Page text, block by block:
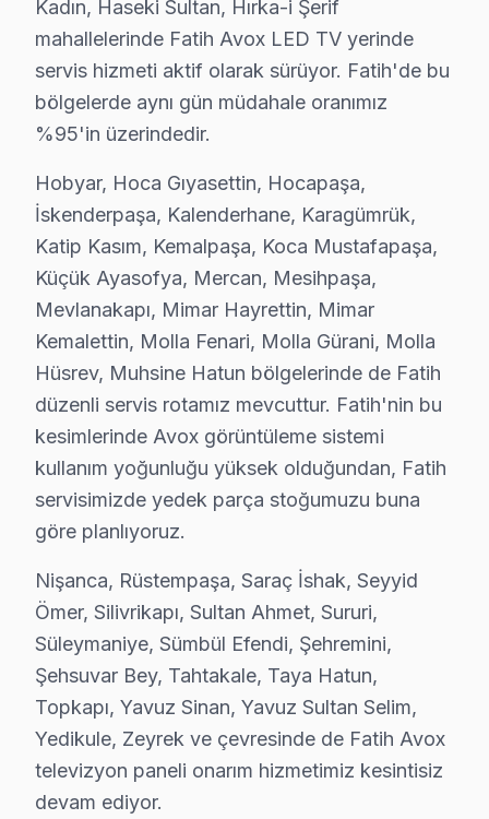
Mevlanakapı'deki Avox TV kullanıcılarına ikinci el cihaz
Mimar Hayrettin Avox Servis
Mimar Hayrettin'de Avox TV ses ama görüntü yok
Mimar Kemalettin Avox Servis
Mimar Kemalettin mahallesi Avox TV servis hattımız
Fatih Avox Servis →
Molla Fenari Avox Servis
Fatih'da Molla Fenari bölgesindeki Avox kullanıcılarına
Avox Servis Merkezi →
Molla Gürani Avox Servis
Molla Gürani'de Avox TV ekran değişimi gerekebilir mi?
Molla Gürani Avox Açılmıyor Arıza →
Avox TV'de T-Con kart arızası Molla Hüsrev
Molla Hüsrev Avox Anakart Tamiri →
Muhsine Hatun Avox Servis
Muhsine Hatun'de Avox TV ekranında çizgi, donma ya da
Avox Servis Merkezi →
Nişanca Avox Servis
Kadın, Haseki Sultan, Hırka-i Şerif
mahallelerinde Fatih Avox LED TV yerinde
servis hizmeti aktif olarak sürüyor. Fatih'de bu
bölgelerde aynı gün müdahale oranımız
%95'in üzerindedir.
Hobyar, Hoca Gıyasettin, Hocapaşa,
İskenderpaşa, Kalenderhane, Karagümrük,
Katip Kasım, Kemalpaşa, Koca Mustafapaşa,
Küçük Ayasofya, Mercan, Mesihpaşa,
Mevlanakapı, Mimar Hayrettin, Mimar
Kemalettin, Molla Fenari, Molla Gürani, Molla
Hüsrev, Muhsine Hatun bölgelerinde de Fatih
düzenli servis rotamız mevcuttur. Fatih'nin bu
kesimlerinde Avox görüntüleme sistemi
kullanım yoğunluğu yüksek olduğundan, Fatih
servisimizde yedek parça stoğumuzu buna
göre planlıyoruz.
Nişanca, Rüstempaşa, Saraç İshak, Seyyid
Ömer, Silivrikapı, Sultan Ahmet, Sururi,
Süleymaniye, Sümbül Efendi, Şehremini,
Şehsuvar Bey, Tahtakale, Taya Hatun,
Topkapı, Yavuz Sinan, Yavuz Sultan Selim,
Yedikule, Zeyrek ve çevresinde de Fatih Avox
televizyon paneli onarım hizmetimiz kesintisiz
devam ediyor.